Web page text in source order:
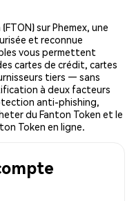
sur Phemex, une
et reconnue
vous permettent
cartes de crédit, cartes
tiers — sans
à deux facteurs
anti-phishing,
du Fanton Token et le
Token en ligne.